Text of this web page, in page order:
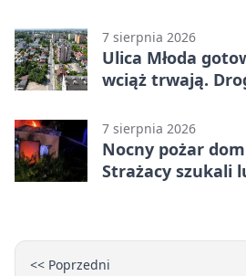
7 sierpnia 2026
Ulica Młoda
wciąż trwają.
7 sierpnia 2026
Nocny pożar
Strażacy szukali
<< Poprzedni